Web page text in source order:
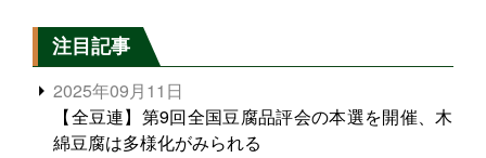
注目記事
2025年09月11日
【全豆連】第9回全国豆腐品評会の本選を開催、木
綿豆腐は多様化がみられる